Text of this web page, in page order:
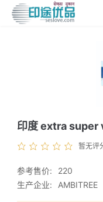
印度 extra super
暂无评
参考售价:
220
生产企业:
AMBITREE